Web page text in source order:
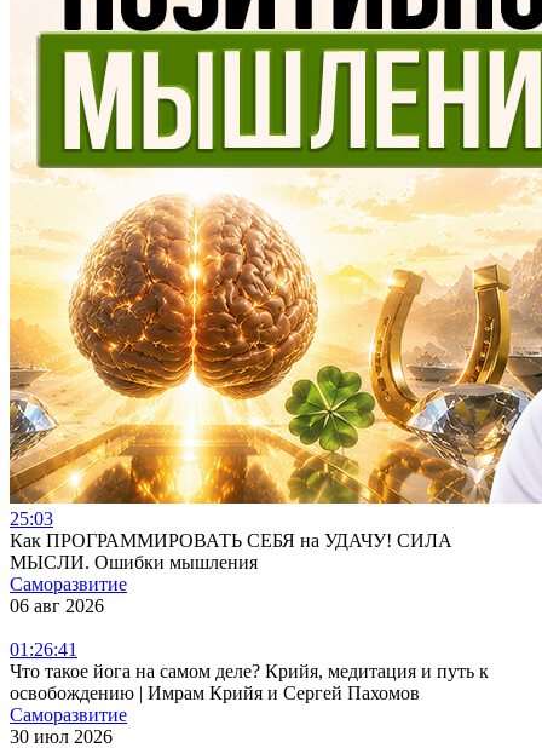
25:03
Как ПРОГРАММИРОВАТЬ СЕБЯ на УДАЧУ! СИЛА
МЫСЛИ. Ошибки мышления
Саморазвитие
06 авг 2026
01:26:41
Что такое йога на самом деле? Крийя, медитация и путь к
освобождению | Имрам Крийя и Сергей Пахомов
Саморазвитие
30 июл 2026